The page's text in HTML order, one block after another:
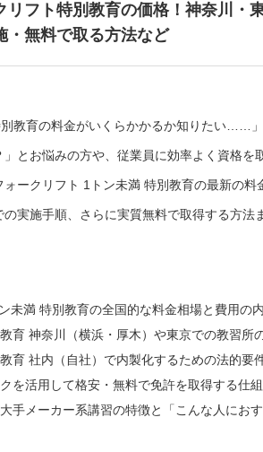
リフト特別教育の価格！神奈川・
・無料で取る方法など
別教育の料金がいくらかかるか知りたい……
」とお悩みの方や、従業員に効率よく資格を
ークリフト 1トン未満 特別教育の最新の料
実施手順、さらに実質無料で取得する方法
未満 特別教育の全国的な料金相場と費用の
育 神奈川（横浜・厚木）や東京での教習所
育 社内（自社）で内製化するための法的要
を活用して格安・無料で免許を取得する仕
手メーカー系講習の特徴と「こんな人にお